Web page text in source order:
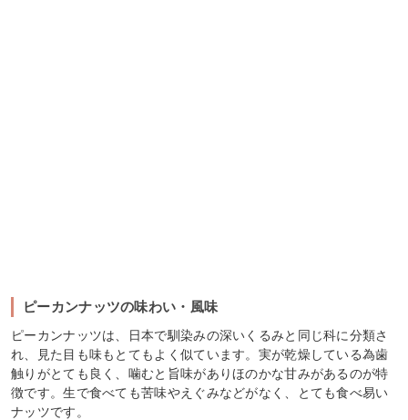
ピーカンナッツの味わい・風味
ピーカンナッツは、日本で馴染みの深いくるみと同じ科に分類さ
れ、見た目も味もとてもよく似ています。実が乾燥している為歯
触りがとても良く、噛むと旨味がありほのかな甘みがあるのが特
徴です。生で食べても苦味やえぐみなどがなく、とても食べ易い
ナッツです。